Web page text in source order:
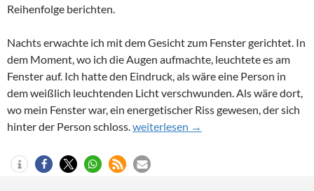
Reihenfolge berichten.
Nachts erwachte ich mit dem Gesicht zum Fenster gerichtet. In
dem Moment, wo ich die Augen aufmachte, leuchtete es am
Fenster auf. Ich hatte den Eindruck, als wäre eine Person in
dem weißlich leuchtenden Licht verschwunden. Als wäre dort,
wo mein Fenster war, ein energetischer Riss gewesen, der sich
hinter der Person schloss.1995 – Sie sind zurück!
weiterlesen →